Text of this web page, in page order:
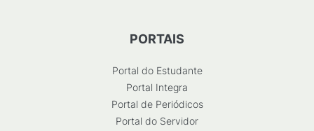
PORTAIS
Portal do Estudante
Portal Integra
Portal de Periódicos
Portal do Servidor